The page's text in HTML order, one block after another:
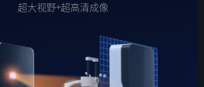
超大视野+超高清成像